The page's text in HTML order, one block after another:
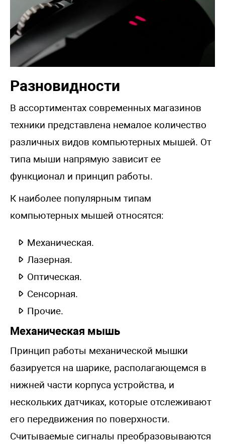
Разновидности
В ассортиментах современных магазинов
техники представлена немалое количество
различных видов компьютерных мышей. От
типа мыши напрямую зависит ее
функционал и принцип работы.
К наиболее популярным типам
компьютерных мышей относятся:
Механическая.
Лазерная.
Оптическая.
Сенсорная.
Прочие.
Механическая мышь
Принцип работы механической мышки
базируется на шарике, располагающемся в
нижней части корпуса устройства, и
нескольких датчиках, которые отслеживают
его передвижения по поверхности.
Считываемые сигналы преобразовываются